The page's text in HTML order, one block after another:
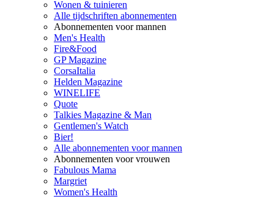
Wonen & tuinieren
Alle tijdschriften abonnementen
Abonnementen voor mannen
Men's Health
Fire&Food
GP Magazine
CorsaItalia
Helden Magazine
WINELIFE
Quote
Talkies Magazine & Man
Gentlemen's Watch
Bier!
Alle abonnementen voor mannen
Abonnementen voor vrouwen
Fabulous Mama
Margriet
Women's Health